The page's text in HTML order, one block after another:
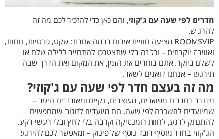
חדרים לפי שעה עם ג'קוזי, והם כאן כדי להזכיר לכם מה זה
להרגיש.
ROOMSVIP מציעה חוויית אירוח ברמה אחרת: שקט, פרטיות, נוחות,
ואווירה יוקרתית – וכל זה בלי שתצטרכו להתחייב ללילה שלם או
לשלם ביוקר. אתם בוחרים את הזמן, את המקום ואת הדרך שבה
תירגעו – אנחנו דואגים לשאר.
מה זה בעצם חדר לפי שעה עם ג'קוזי?
מדובר בחדרים מפוארים, מעוצבים, נקיים ומאובזרים היטב –
שמיועדים להשכרה לפי שעה. הם מיועדים לזוגות שמחפשים
להתנתק לרגע, לחוות רומנטיקה וקרבה בלי לחץ ובלי רעשי רקע.
הג'קוזי בחדר מוסיף רובד נוסף של פינוק – ומאפשר לכם להירגע